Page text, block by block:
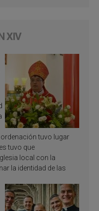
XIV
ordenación tuvo lugar
tuvo que
local con la
la identidad de las